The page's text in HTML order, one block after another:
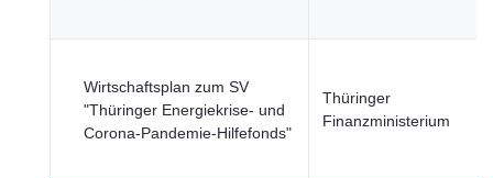
Wirtschaftsplan zum SV
"Thüringer Energiekrise- und
Corona-Pandemie-Hilfefonds"
Thüringer
Finanzministerium